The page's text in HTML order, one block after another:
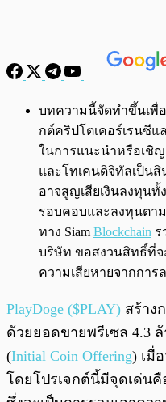
พร้อมเล่น
บทความนี้จัดทำขึ้นเพื่อ
กต์คริปโตเคอร์เรนซีแ
ในการแนะนำหรือเชิ
และโทเคนดิจิทัลเป็น
อาจสูญเสียเงินลงทุน
รอบคอบและลงทุนตา
ทาง Siam Blockchain ร
บริษัท ขอสงวนสิทธิ์ที่
ความเสียหายจากกา
PlayDoge ($PLAY) สร้าง
ด้วยยอดขายพรีเซล 4.3
(Initial Coin Offering) เมื่
โดยโปรเจกต์นี้มีจุดเด่น